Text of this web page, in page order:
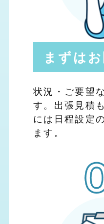
まずは
状況・ご要望
す。出張見積
には日程設定
ます。